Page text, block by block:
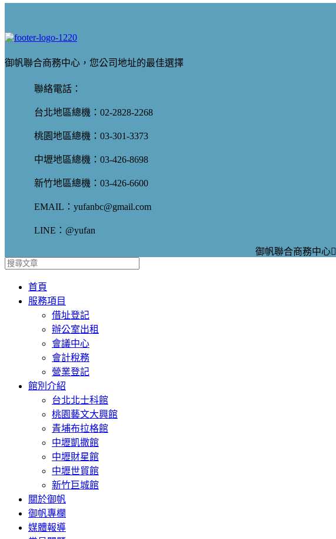
御帆聯合商務中心，您公司地址的最佳選擇
聯絡電話：
台北地區總機：02-2828-2268
桃園地區總機：03-301-3373
中壢地區總機：03-426-8698
新竹地區總機：03-426-6600
EMAIL：yufanbc@gmail.com
LINE：@yufan
御帆聯合商務中心
首頁
服務項目
借址登記
辦公室出租
會議中心
會計稅務
營業登記
館別介紹
台北北士科館
桃園藝文大興館
青埔布拉格館
中壢凱撒館
中壢財星館
中壢世貿館
新竹巨城館
關於御帆
御帆專欄
媒體報導